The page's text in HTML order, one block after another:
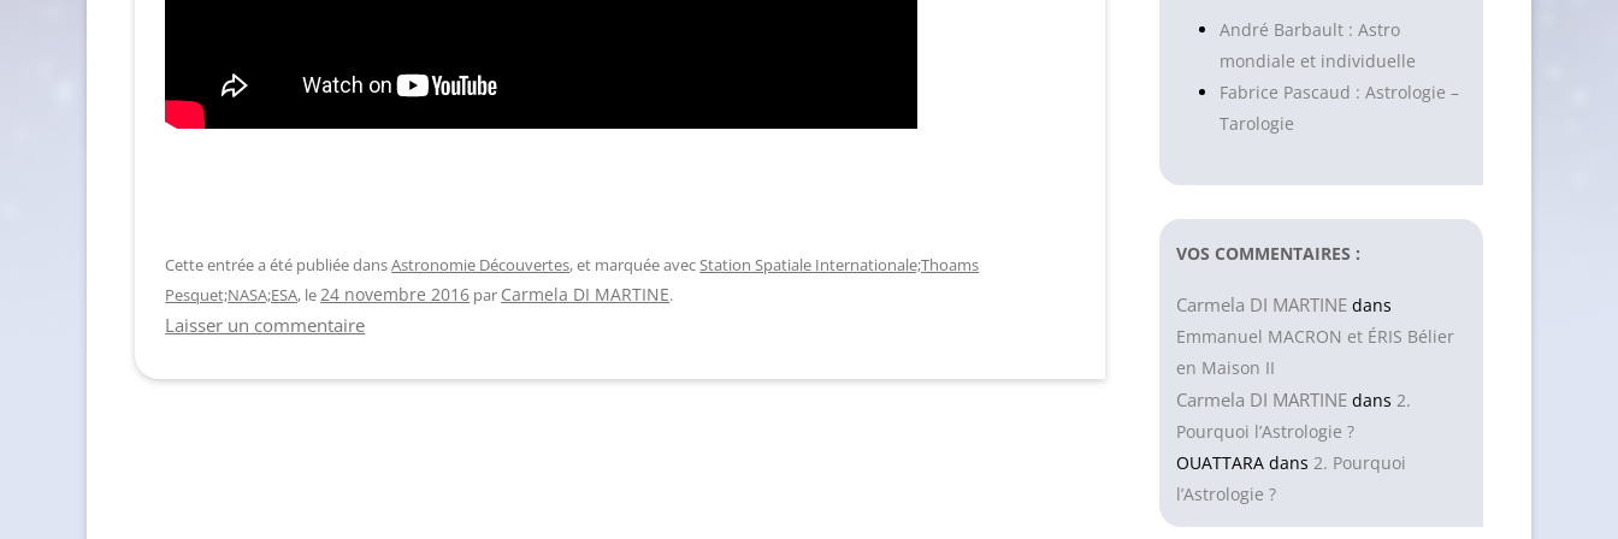
Cette entrée a été publiée dansAstronomie Découvertes, et marquée avecStation Spatiale Internationale;Thoams
Pesquet;NASA;ESA, le24 novembre 2016 par Carmela DI MARTINE.
Laisser un commentaire
André Barbault : Astro
mondiale et individuelle
Fabrice Pascaud : Astrologie –
Tarologie
VOS COMMENTAIRES :
Carmela DI MARTINE dans
Emmanuel MACRON et ÉRIS Bélier
en Maison II
Carmela DI MARTINE dans 2.
Pourquoi l’Astrologie ?
OUATTARA dans 2. Pourquoi
l’Astrologie ?